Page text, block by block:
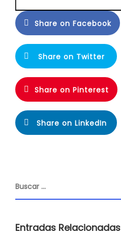
Share on Facebook
Share on Twitter
Share on Pinterest
Share on LinkedIn
Entradas Relacionadas